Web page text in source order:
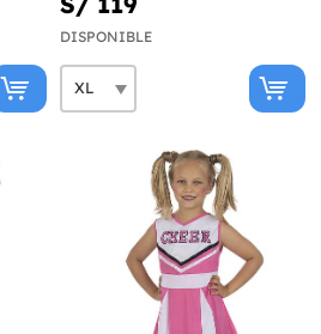
DISPONIBLE